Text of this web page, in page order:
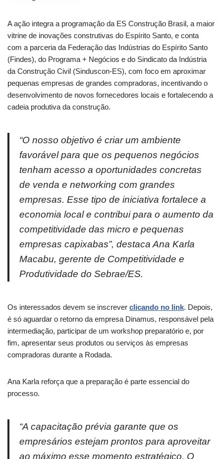
A ação integra a programação da ES Construção Brasil, a maior
vitrine de inovações construtivas do Espírito Santo, e conta
com a parceria da Federação das Indústrias do Espírito Santo
(Findes), do Programa + Negócios e do Sindicato da Indústria
da Construção Civil (Sinduscon-ES), com foco em aproximar
pequenas empresas de grandes compradoras, incentivando o
desenvolvimento de novos fornecedores locais e fortalecendo a
cadeia produtiva da construção.
“O nosso objetivo é criar um ambiente
favorável para que os pequenos negócios
tenham acesso a oportunidades concretas
de venda e networking com grandes
empresas. Esse tipo de iniciativa fortalece a
economia local e contribui para o aumento da
competitividade das micro e pequenas
empresas capixabas”, destaca Ana Karla
Macabu, gerente de Competitividade e
Produtividade do Sebrae/ES.
Os interessados devem se inscrever clicando no link. Depois,
é só aguardar o retorno da empresa Dinamus, responsável pela
intermediação, participar de um workshop preparatório e, por
fim, apresentar seus produtos ou serviços às empresas
compradoras durante a Rodada.
Ana Karla reforça que a preparação é parte essencial do
processo.
“A capacitação prévia garante que os
empresários estejam prontos para aproveitar
ao máximo esse momento estratégico. O